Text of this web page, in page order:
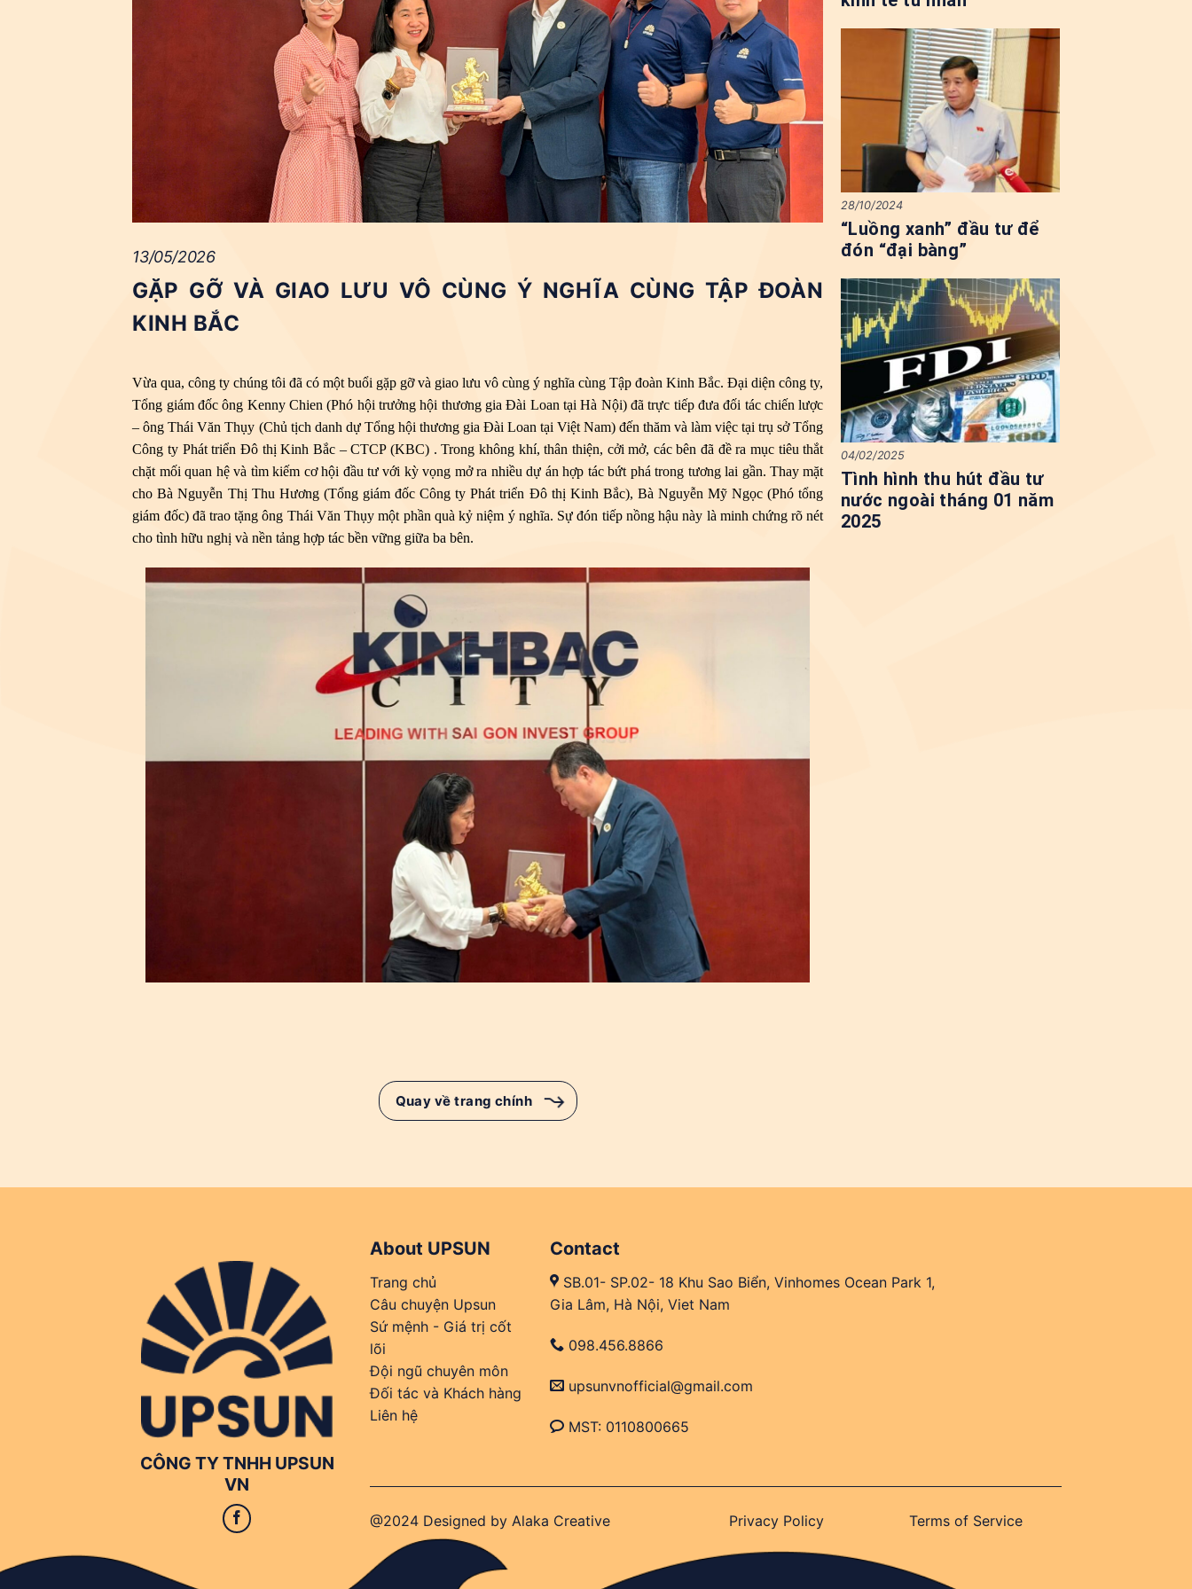
13/05/2026
GẶP GỠ VÀ GIAO LƯU VÔ CÙNG Ý NGHĨA CÙNG TẬP ĐOÀN
KINH BẮC
Vừa qua, công ty chúng tôi đã có một buổi gặp gỡ và giao lưu vô cùng ý nghĩa cùng Tập đoàn Kinh Bắc. Đại diện công ty,
Tổng giám đốc ông Kenny Chien (Phó hội trưởng hội thương gia Đài Loan tại Hà Nội) đã trực tiếp đưa đối tác chiến lược
– ông Thái Văn Thụy (Chủ tịch danh dự Tổng hội thương gia Đài Loan tại Việt Nam) đến thăm và làm việc tại trụ sở Tổng
Công ty Phát triển Đô thị Kinh Bắc – CTCP (KBC) . Trong không khí, thân thiện, cởi mở, các bên đã đề ra mục tiêu thắt
chặt mối quan hệ và tìm kiếm cơ hội đầu tư với kỳ vọng mở ra nhiều dự án hợp tác bứt phá trong tương lai gần. Thay mặt
cho Bà Nguyễn Thị Thu Hương (Tổng giám đốc Công ty Phát triển Đô thị Kinh Bắc), Bà Nguyễn Mỹ Ngọc (Phó tổng
giám đốc) đã trao tặng ông Thái Văn Thụy một phần quà kỷ niệm ý nghĩa. Sự đón tiếp nồng hậu này là minh chứng rõ nét
cho tình hữu nghị và nền tảng hợp tác bền vững giữa ba bên.
Quay về trang chính
“Luồng xanh” đầu tư để
đón “đại bàng”
28/10/2024
Tình hình thu hút đầu tư
nước ngoài tháng 01 năm
2025
04/02/2025
CÔNG TY TNHH UPSUN
VN
About UPSUN
Trang chủ
Câu chuyện Upsun
Sứ mệnh - Giá trị cốt
lõi
Đội ngũ chuyên môn
Đối tác và Khách hàng
Liên hệ
Contact
SB.01- SP.02- 18 Khu Sao Biển, Vinhomes Ocean Park 1,
Gia Lâm, Hà Nội, Viet Nam
098.456.8866
upsunvnofficial@gmail.com
MST: 0110800665
@2024 Designed by Alaka Creative Privacy Policy Terms of Service